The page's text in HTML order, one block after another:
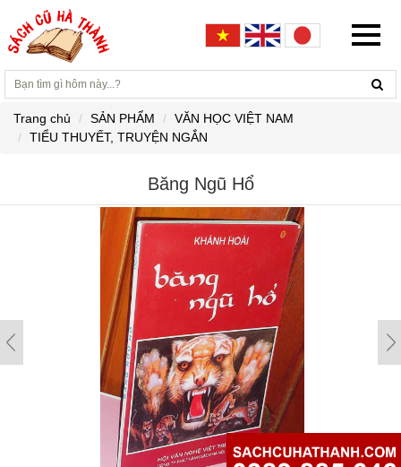
Trang chủ SẢN PHẨM
VĂN HỌC VIỆT NAM
TIỂU THUYẾT, TRUYỆN NGẮN
Băng Ngũ Hổ